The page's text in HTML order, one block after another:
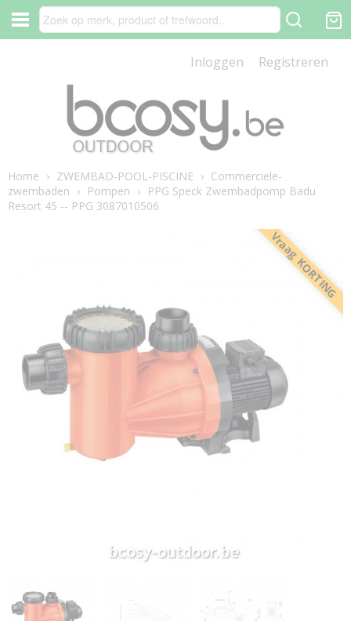
Inloggen Registreren
Home › ZWEMBAD-POOL-PISCINE › Commerciele-
zwembaden › Pompen › PPG Speck Zwembadpomp Badu
Resort 45 -- PPG 3087010506
Vraag KORTING